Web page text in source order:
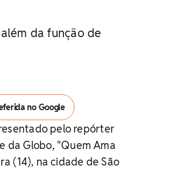
da função de
no Google
pelo repórter
da Globo, "Quem Ama
(14), na cidade de São